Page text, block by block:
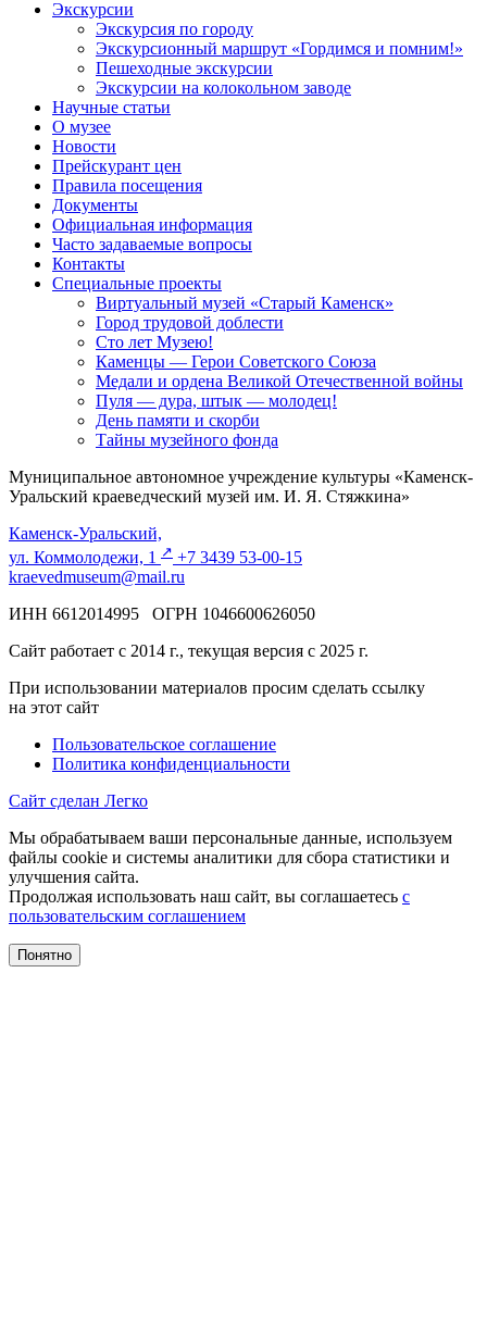
Экскурсии
Экскурсия по городу
Экскурсионный маршрут «Гордимся и помним!»
Пешеходные экскурсии
Экскурсии на колокольном заводе
Научные статьи
О музее
Новости
Прейскурант цен
Правила посещения
Документы
Официальная информация
Часто задаваемые вопросы
Контакты
Специальные проекты
Виртуальный музей «Старый Каменск»
Город трудовой доблести
Сто лет Музею!
Каменцы — Герои Советского Союза
Медали и ордена Великой Отечественной войны
Пуля — дура, штык — молодец!
День памяти и скорби
Тайны музейного фонда
Муниципальное автономное учреждение культуры «Каменск-
Уральский краеведческий музей им. И. Я. Стяжкина»
Каменск-Уральский,
ул. Коммолодежи, 1 ↗️ +7 3439 53-00-15
kraevedmuseum@mail.ru
ИНН 6612014995 ОГРН 1046600626050
Сайт работает с 2014 г., текущая версия с 2025 г.
При использовании материалов просим сделать ссылку
на этот сайт
Пользовательское соглашение
Политика конфиденциальности
Сайт сделан Легко
Мы обрабатываем ваши персональные данные, используем
файлы cookie и системы аналитики для сбора статистики и
улучшения сайта.
Продолжая использовать наш сайт, вы соглашаетесь с
пользовательским соглашением
Понятно